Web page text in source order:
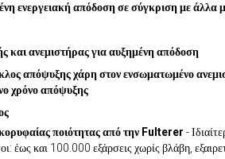
ενεργειακή απόδοση σε σύγκριση με άλλα
και ανεμιστήρας για αυξημένη απόδοση
απόψυξης χάρη στον ενσωματωμένο
χρόνο απόψυξης
ποιότητας από την Fulterer -
έως και 100.000 εξάρσεις χωρίς βλάβη,